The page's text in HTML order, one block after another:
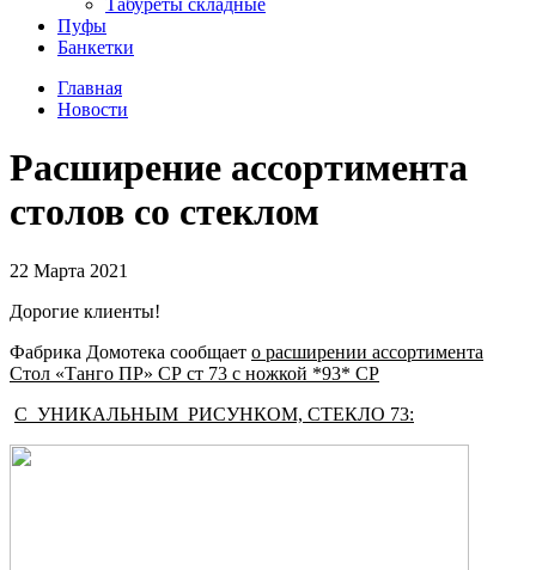
Табуреты складные
Пуфы
Банкетки
Главная
Новости
Расширение ассортимента
столов со стеклом
22 Марта 2021
Дорогие клиенты!
Фабрика Домотека сообщает о расширении ассортимента
Стол «Танго ПР» СР ст 73 с ножкой *93* СР
С УНИКАЛЬНЫМ РИСУНКОМ, СТЕКЛО 73: